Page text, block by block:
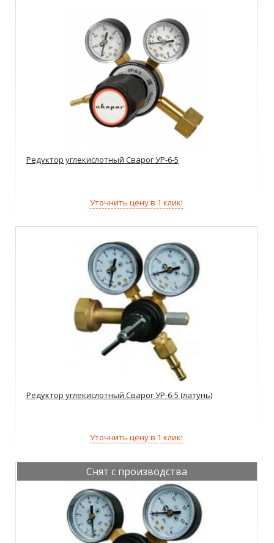
Редуктор углекислотный Сварог УР-6-5
Уточнить цену в 1 клик!
Редуктор углекислотный Сварог УР-6-5 (латунь)
Уточнить цену в 1 клик!
Снят с производства